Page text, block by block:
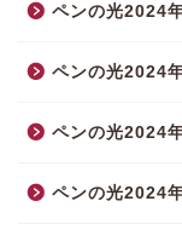
ペンの光2024
ペンの光2024
ペンの光2024
ペンの光2024